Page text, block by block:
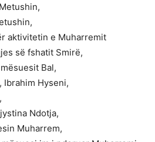
aktivitetin e Muharremit
së fshatit Smirë,
Bal,
Ibrahim Hyseni,
Ndotja,
Muharrem,